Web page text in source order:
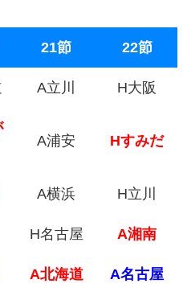
21節 22節
A立川 H大阪
A浦安 Hすみだ
A横浜 H立川
H名古屋 A湘南
A北海道 A名古屋